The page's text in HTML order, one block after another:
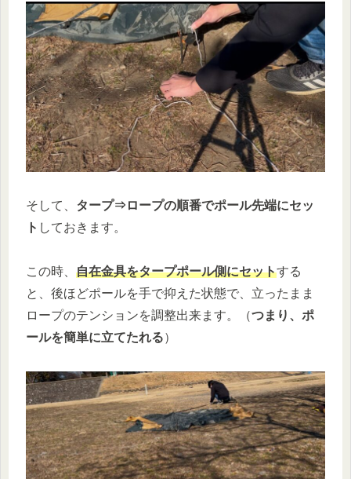
そして、 タープ⇒ロープの順番でポール先端にセッ
ト しておきます。
この時、 自在金具をタープポール側にセットする
と、後ほどポールを手で抑えた状態で、立ったまま
ロープのテンションを調整出来ます。（つまり、ポ
ールを簡単に立てたれる）